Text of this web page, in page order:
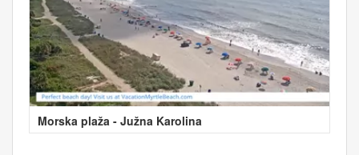
Morska plaža - Južna Karolina